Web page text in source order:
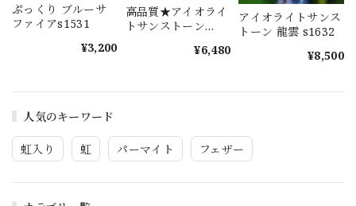
人気のキーワード
虹入り 虹 パーマイト フェザー
ぷっくり ブルーサ
ファイアs1531
¥3,200
高品質★アイオライ
トサンストーン
¥6,480
アイオライトサンス
トーン 龍雲 s1632
¥8,500